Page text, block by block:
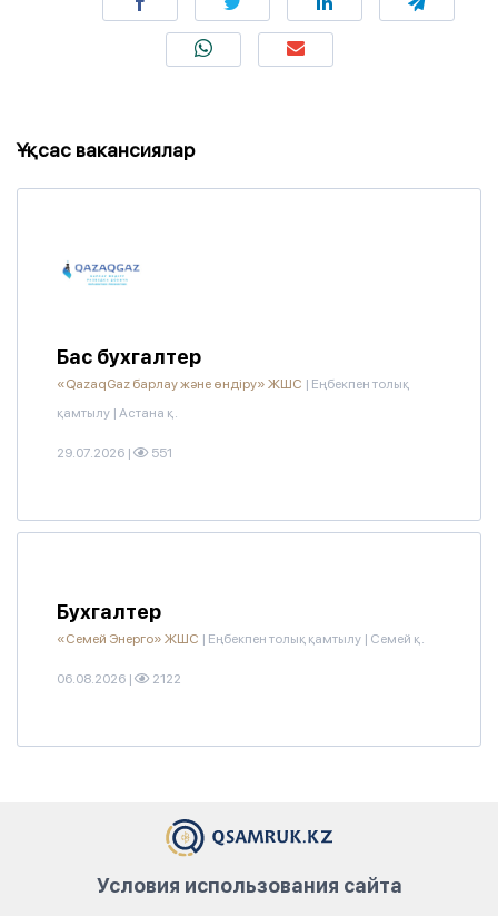
Ұқсас вакансиялар
Бас бухгалтер
«QazaqGaz барлау және өндіру» ЖШС | Еңбекпен толық
қамтылу | Астана қ.
29.07.2026 | 551
Бухгалтер
«Семей Энерго» ЖШС | Еңбекпен толық қамтылу | Семей қ.
06.08.2026 | 2122
Условия использования сайта